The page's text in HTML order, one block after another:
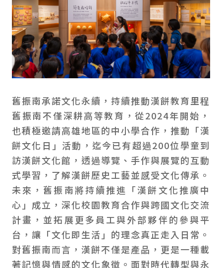
舊振南承諾文化永續，持續推動漢餅教育里程
舊振南不僅深耕高等教育，從2024年開始，
也積極邀請高雄地區的中小學合作，推動「漢
餅文化日」活動，迄今已有超過200位學童到
訪漢餅文化館，透過導覽、手作與展覽的互動
式學習，了解漢餅歷史工藝並感受文化傳承。
未來，舊振南將持續推進「漢餅文化推廣中
心」成立，深化校園教育合作與跨國文化交流
計畫，並拓展更多員工與外部夥伴的參與平
台，讓「文化即生活」的理念真正走入日常。
對舊振南而言，漢餅不僅是產品，更是一種載
著記憶與情感的文化象徵。面對時代轉型與永